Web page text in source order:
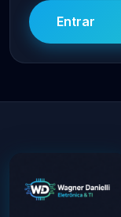
Entrar